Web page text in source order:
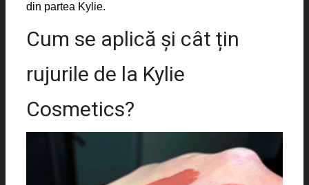
din partea Kylie.
Cum se aplică și cât țin
rujurile de la Kylie
Cosmetics?